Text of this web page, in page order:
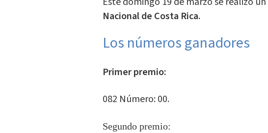
Nacional de Costa Rica.
Los números ganadores
Primer premio:
082 Número: 00.
Segundo premio: